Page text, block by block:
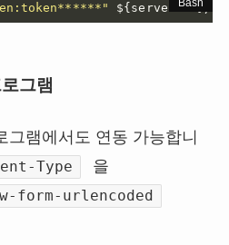
${serverURL}
그램
그램에서도 연동 가능합니
Type 을
form-urlencoded